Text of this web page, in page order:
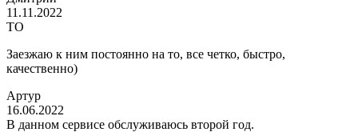
11.11.2022
ТО
Заезжаю к ним постоянно на то, все четко, быстро,
качественно)
Артур
16.06.2022
В данном сервисе обслуживаюсь второй год.